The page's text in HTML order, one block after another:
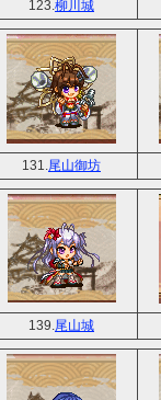
123. 柳川城
131. 尾山御坊
139. 尾山城